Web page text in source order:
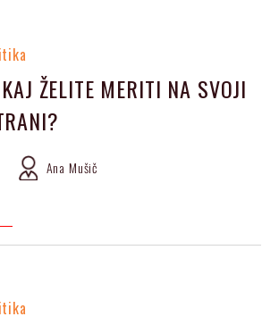
ŽELITE MERITI NA SVOJI
Ana Mušič